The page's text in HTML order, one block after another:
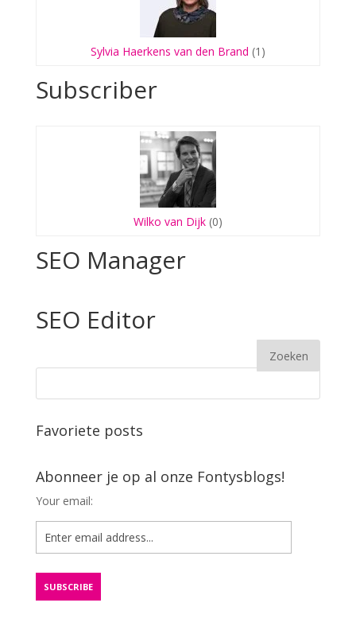
Sylvia Haerkens van den Brand (1)
Subscriber
Wilko van Dijk(0)
SEO Manager
SEO Editor
Favoriete posts
Abonneer je op al onze Fontysblogs!
Your email: